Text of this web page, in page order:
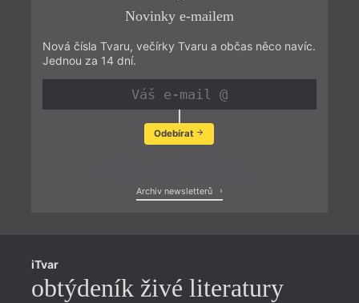
Novinky e-mailem
Nová čísla Tvaru, večírky Tvaru a občas něco navíc.
Jednou za 14 dní.
Odebírat
Archiv newsletterů
iTvar
obtýdeník živé literatury